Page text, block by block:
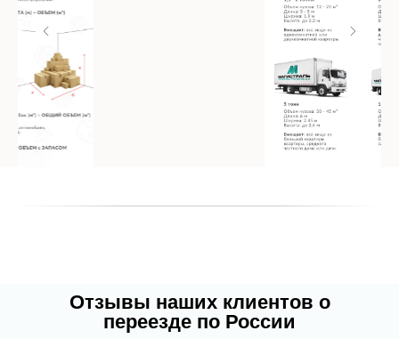
Отзывы наших клиентов о
переезде по России